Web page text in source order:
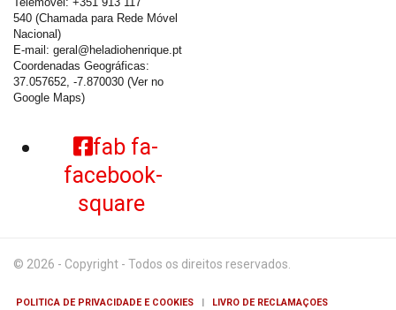
540 (Chamada para Rede Móvel
Nacional)
E-mail: geral@heladiohenrique.pt
Coordenadas Geográficas:
37.057652, -7.870030 (Ver no
Google Maps)
fab fa-
facebook-
square
© 2026 - Copyright - Todos os direitos reservados.
POLITICA DE PRIVACIDADE E COOKIES | LIVRO DE RECLAMAÇOES